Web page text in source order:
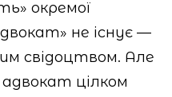
окремої
не існує —
свідоцтвом. Але
цілком